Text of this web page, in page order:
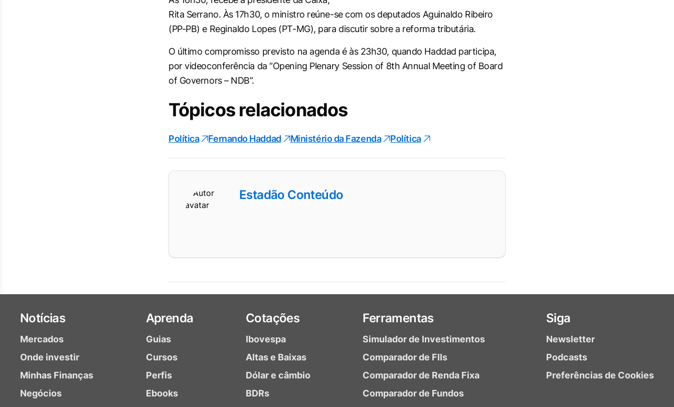
Rita Serrano. Às 17h30, o ministro reúne-se com os deputados Aguinaldo Ribeiro
(PP-PB) e Reginaldo Lopes (PT-MG), para discutir sobre a reforma tributária.
O último compromisso previsto na agenda é às 23h30, quando Haddad participa,
por videoconferência da “Opening Plenary Session of 8th Annual Meeting of Board
of Governors – NDB”.
Tópicos relacionados
Política Fernando Haddad Ministério da Fazenda Política
Estadão Conteúdo
Notícias
Mercados
Onde investir
Minhas Finanças
Negócios
Aprenda
Guias
Cursos
Perfis
Ebooks
Cotações
Ibovespa
Altas e Baixas
Dólar e câmbio
BDRs
Ferramentas
Simulador de Investimentos
Comparador de FIIs
Comparador de Renda Fixa
Comparador de Fundos
Siga
Newsletter
Podcasts
Preferências de Cookies